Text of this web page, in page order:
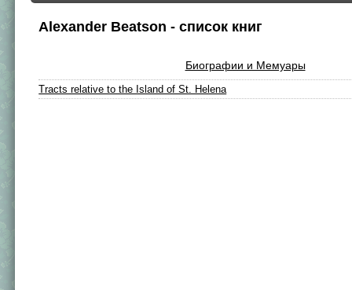
Alexander Beatson - список книг
Биографии и Мемуары
Tracts relative to the Island of St. Helena